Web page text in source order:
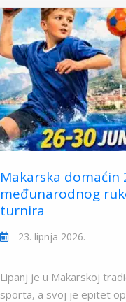
Makarska domaćin
međunarodnog
turnira
23. lipnja 2026.
Lipanj je u Makarskoj
sporta, a svoj je epitet